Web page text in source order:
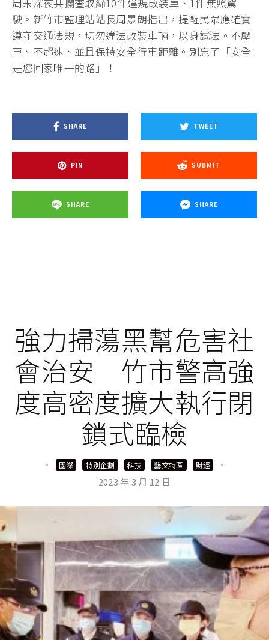
駛。新竹市監理站站長周景朗指出，提醒民眾應確實
遵守交通法規，切勿違法改裝車輛，以身試法。不壓
車、不超速、並且保持安全行車距離。別忘了「安全
是您回家唯一的路」！
SHARE TWEET
PIN SUBMIT
SHARE SHARE
強力掃蕩黑幫危害社
會治安 竹市警高強
度高密度擴大執行閉
鎖式臨檢
· 國際 特別企劃 科技 藝文特區 財經
·
2023 年 3 月 12 日